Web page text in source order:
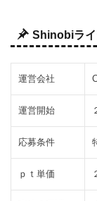
イ
ー
認
定
制
度
4 「
のIDを取
Shinobiライ
運営会社
運営開始
応募条件
ｐｔ単価